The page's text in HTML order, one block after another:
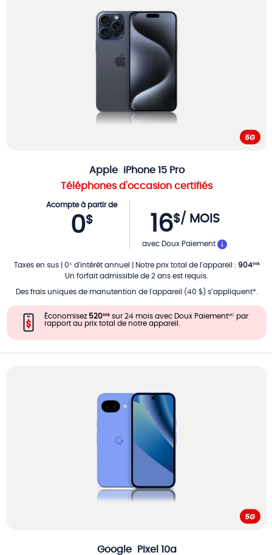
Apple
iPhone 15 Pro
Téléphones d'occasion certifiés
Acompte à partir de
0$ 16$/ MOIS
PAR MOIS
avec Doux Paiement
Taxes en sus| 0% d'intérêt annuel Notre prix total de l'appareil : 90466$
Un forfait admissible de 2 ans est requis.
Des frais uniques de manutention de l'appareil (40 $) s’appliquent*.
Économisez 52066$ sur 24 mois avec Doux PaiementMC
par
rapport au prix total de notre appareil.
Google Pixel 10a